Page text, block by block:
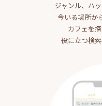
ジャンル、ハ
今いる場所か
カフェを
役に立つ検